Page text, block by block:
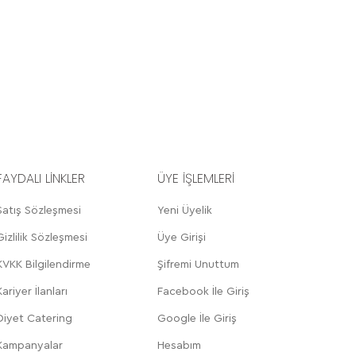
LİNKLER
Sözleşmesi
Sözleşmesi
Bilgilendirme
İlanları
Catering
ÜYE İŞLEMLERİ
Yeni Üyelik
Üye Girişi
Şifremi Unuttum
Facebook İle Giriş
Google İle Giriş
Hesabım